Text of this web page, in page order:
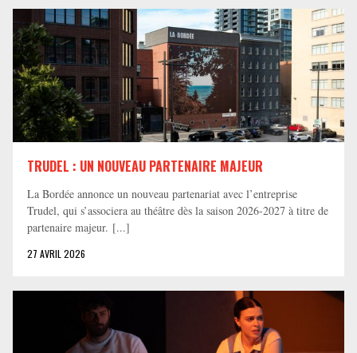
TRUDEL : UN NOUVEAU PARTENAIRE MAJEUR
La Bordée annonce un nouveau partenariat avec l’entreprise
Trudel, qui s’associera au théâtre dès la saison 2026-2027 à titre de
partenaire majeur. [...]
27 AVRIL 2026